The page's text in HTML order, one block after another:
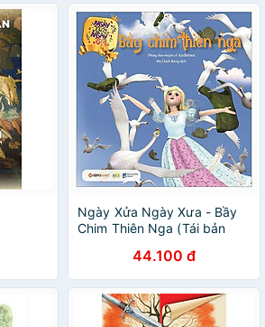
Ngày Xửa Ngày Xưa - Bầy
Chim Thiên Nga (Tái bản
44.100 đ